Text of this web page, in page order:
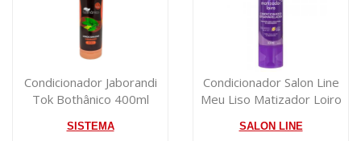
Condicionador Jaborandi
Tok Bothânico 400ml
SISTEMA
Condicionador Salon Line
Meu Liso Matizador Loiro
SALON LINE